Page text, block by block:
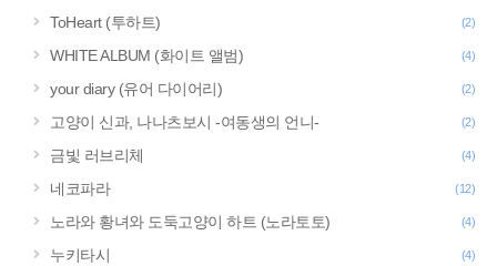
ToHeart (투하트) (2)
WHITE ALBUM (화이트 앨범) (4)
your diary (유어 다이어리) (2)
고양이 신과, 나나츠보시 -여동생의 언니- (2)
금빛 러브리체 (4)
네코파라 (12)
노라와 황녀와 도둑고양이 하트 (노라토토) (4)
누키타시 (4)